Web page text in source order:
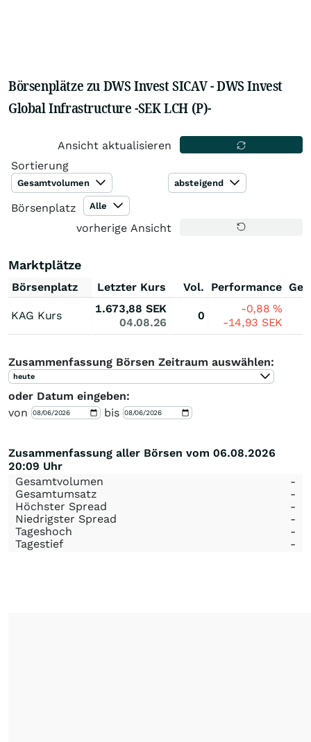
Börsenplätze zu DWS Invest SICAV - DWS Invest
Global Infrastructure -SEK LCH (P)-
Ansicht aktualisieren
Sortierung
Gesamtvolumen absteigend
Börsenplatz Alle
vorherige Ansicht
Marktplätze
Börsenplatz Letzter Kurs Vol. Performance
KAG Kurs
1.673,88 SEK
04.08.26
0
-0,88%
-14,93 SEK
Zusammenfassung Börsen Zeitraum auswählen:
heute
oder Datum eingeben:
von
bis
Zusammenfassung aller Börsen vom 06.08.2026
20:09 Uhr
Gesamtvolumen
-
Gesamtumsatz
-
Höchster Spread
-
Niedrigster Spread
-
Tageshoch
-
Tagestief
-